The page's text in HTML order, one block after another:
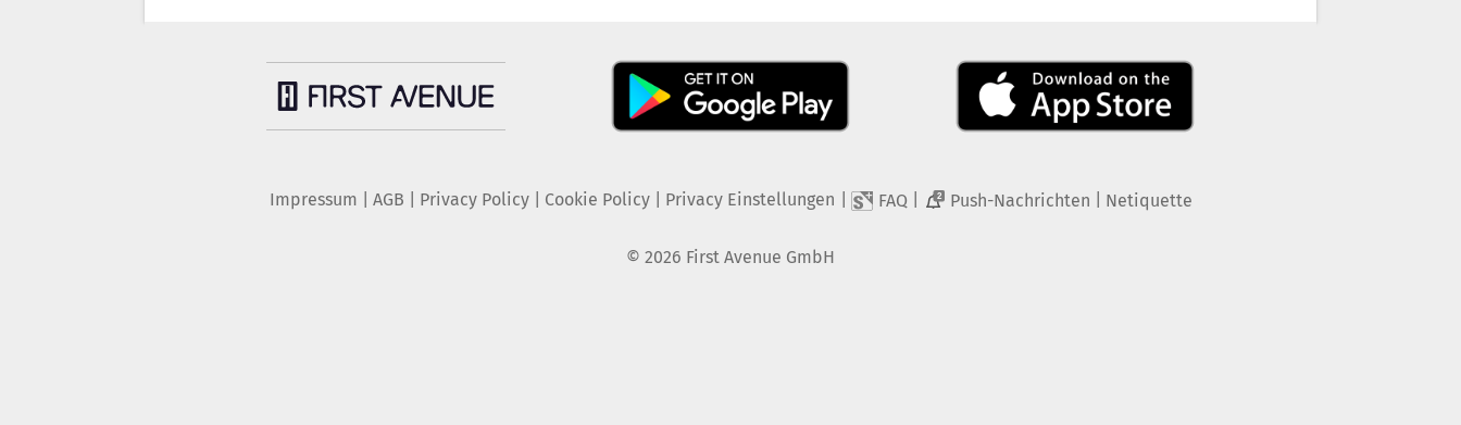
Impressum AGB Privacy Policy| Cookie Policy| Privacy Einstellungen FAQ 2 Push-Nachrichten Netiquette
© 2026 First Avenue GmbH